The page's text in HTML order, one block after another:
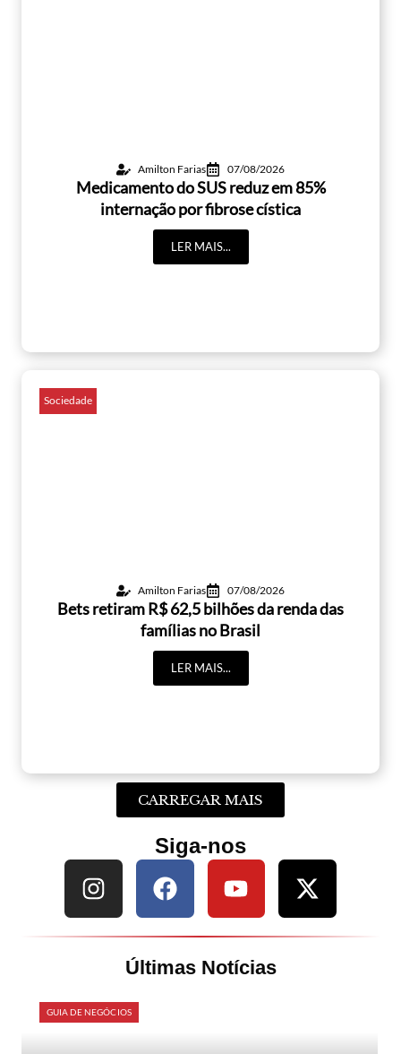
Amilton Farias 07/08/2026
Medicamento do SUS reduz em 85%
internação por fibrose cística
LER MAIS...
Sociedade
Amilton Farias 07/08/2026
Bets retiram R$ 62,5 bilhões da renda das
famílias no Brasil
LER MAIS...
CARREGAR MAIS
Siga-nos
Últimas Notícias
GUIA DE NEGÓCIOS